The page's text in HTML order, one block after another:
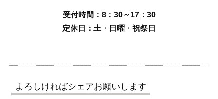
受付時間：8：30～17：30
定休日：土・日曜・祝祭日
よろしければシェアお願いします